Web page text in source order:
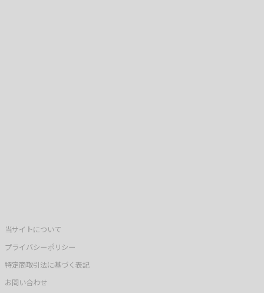
当サイトについて
プライバシーポリシー
特定商取引法に基づく表記
お問い合わせ